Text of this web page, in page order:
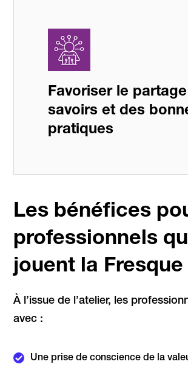
Favoriser le
savoirs et des
pratiques
Les bénéfices
professionnels
jouent la Fresque
À l’issue de l’atelier, les
avec :
Une prise de conscience de la